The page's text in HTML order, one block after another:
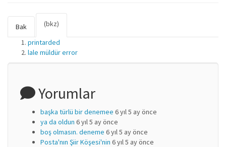
Birincil sekmeler
Bak (bkz)
printarded
lale müldür error
Yorumlar
başka türlü bir denemee 6 yıl 5 ay önce
ya da oldun 6 yıl 5 ay önce
boş olmasın. deneme 6 yıl 5 ay önce
Posta'nın Şiir Köşesi'nin 6 yıl 5 ay önce